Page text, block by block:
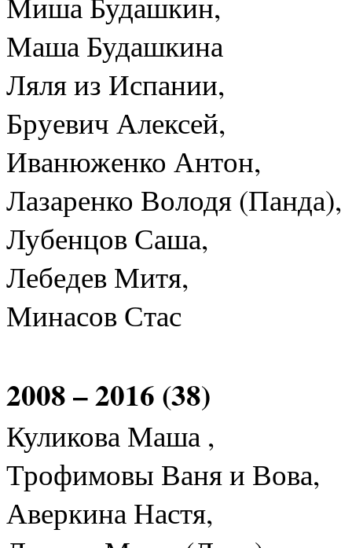
Маша Будашкина
Ляля из Испании,
Бруевич Алексей,
Иванюженко Антон,
Лазаренко Володя (Панда),
Лубенцов Саша,
Лебедев Митя,
Минасов Стас
2008 – 2016 (38)
Куликова Маша ,
Трофимовы Ваня и Вова,
Аверкина Настя,